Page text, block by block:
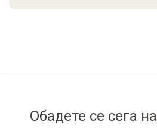
Обадете се сега на